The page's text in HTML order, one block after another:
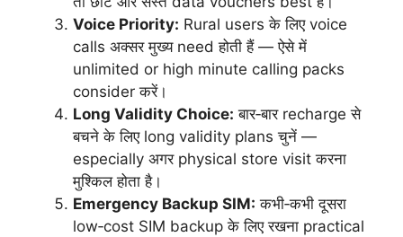
Voice Priority: Rural users के लिए voice
calls अक्सर मुख्य need होती हैं — ऐसे में
unlimited or high minute calling packs
consider करें।
Long Validity Choice: बार‑बार recharge से
बचने के लिए long validity plans चुनें —
especially अगर physical store visit करना
मुश्किल होता है।
Emergency Backup SIM: कभी‑कभी दूसरा
low‑cost SIM backup के लिए रखना practical